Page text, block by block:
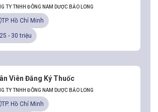
TY TNHH ĐÔNG NAM DƯỢC BẢO LONG
TP. Hồ Chí Minh
25 - 30 triệu
Viên Đăng Ký Thuốc
TY TNHH ĐÔNG NAM DƯỢC BẢO LONG
TP. Hồ Chí Minh